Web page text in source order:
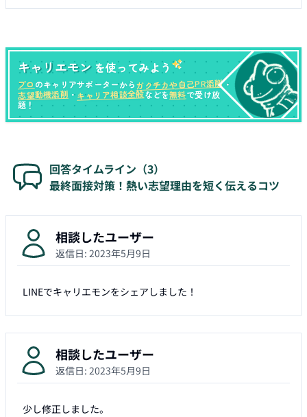
キャリエモン を使ってみよう
プロ のキャリアサポーターからガクチカや自己PR添削・
志望動機添削 ・キャリア相談全般などを無料で受け放
題！
回答タイムライン（3）
最終面接対策！熱い志望理由を短く伝えるコツ
相談したユーザー
返信日: 2023年5月9日
LINEでキャリエモンをシェアしました！
相談したユーザー
返信日: 2023年5月9日
少し修正しました。